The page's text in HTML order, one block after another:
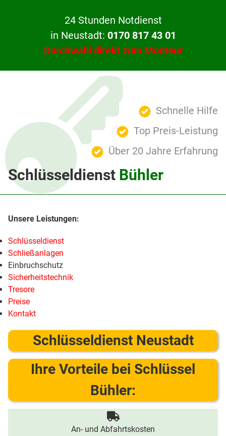
24 Stunden Notdienst
in Neustadt: 0170 817 43 01
Durchwahl direkt zum Monteur
Schnelle Hilfe
Top Preis-Leistung
Über 20 Jahre Erfahrung
Schlüsseldienst Bühler
Schlüsseldienst
Schließanlagen
Einbruchschutz
Sicherheitstechnik
Tresore
Preise
Kontakt
Schlüsseldienst Neustadt
Ihre Vorteile bei Schlüssel
Bühler:
An- und Abfahrtskosten